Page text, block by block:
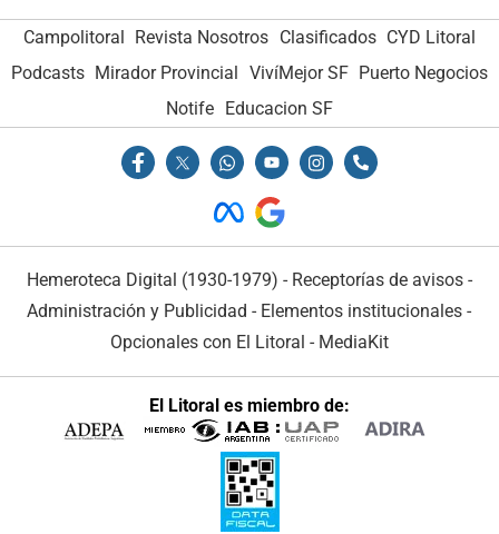
Campolitoral Revista Nosotros Clasificados CYD Litoral
Podcasts Mirador Provincial VivíMejor SF Puerto Negocios
Notife Educacion SF
Hemeroteca Digital (1930-1979) - Receptorías de avisos -
Administración y Publicidad - Elementos institucionales -
Opcionales con El Litoral - MediaKit
El Litoral es miembro de: